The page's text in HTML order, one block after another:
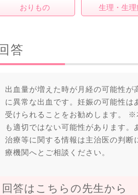
おりもの 生理・生理
回答
出血量が増えた時が月経の可能性
に異常な出血です。妊娠の可能性
受けられることをお勧めします。
も適切ではない可能性があります
治療等に関する情報は主治医の判
療機関へとご相談ください。
回答はこちらの先生から